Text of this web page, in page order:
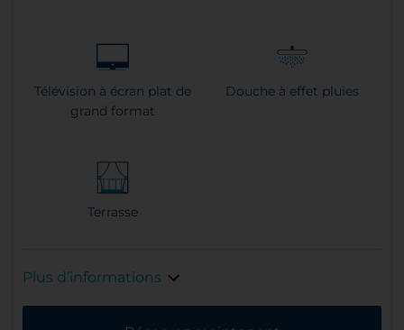
Télévision à écran plat de
grand format
Douche à effet pluies
Terrasse
Plus d’informations